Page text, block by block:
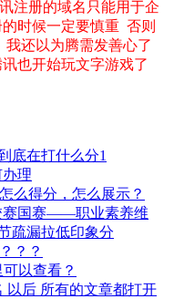
注册的域名只能用于企
时候一定要慎重 否则
还以为腾需发善心了
也开始玩文字游戏了
底在打什么分1
理
么得分，怎么展示？
赛国赛——职业素养维
疏漏拉低印象分
？？
以查看？
以后 所有的文章都打开